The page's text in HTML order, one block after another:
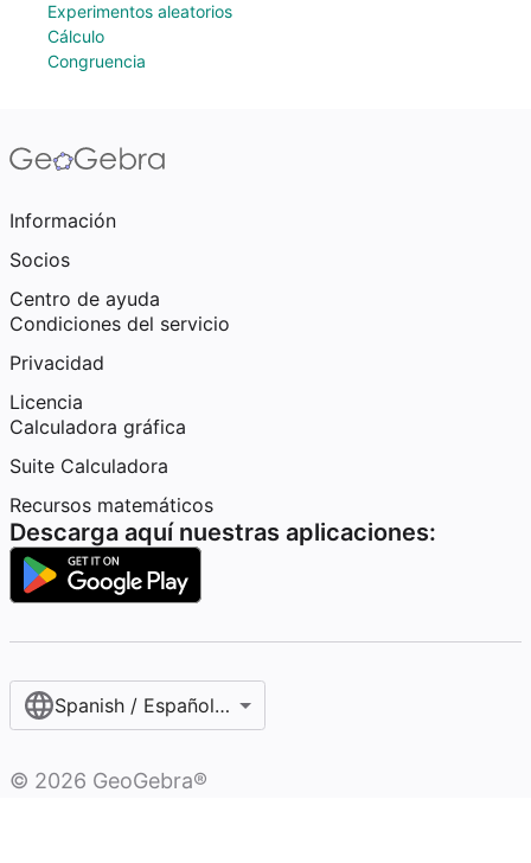
Experimentos aleatorios
Cálculo
Congruencia
Información
Socios
Centro de ayuda
Condiciones del servicio
Privacidad
Licencia
Calculadora gráfica
Suite Calculadora
Recursos matemáticos
Descarga aquí nuestras aplicaciones:
Spanish / Español (internacional)
© 2026 GeoGebra®